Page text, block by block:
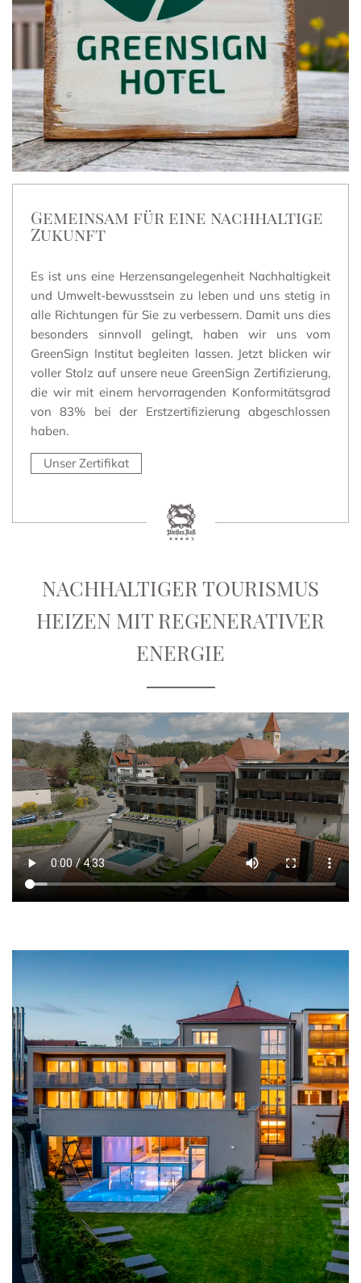
Gemeinsam für eine nachhaltige
Zukunft
Es ist uns eine Herzensangelegenheit Nachhaltigkeit
und Umwelt-bewusstsein zu leben und uns stetig in
alle Richtungen für Sie zu verbessern. Damit uns dies
besonders sinnvoll gelingt, haben wir uns vom
GreenSign Institut begleiten lassen. Jetzt blicken wir
voller Stolz auf unsere neue GreenSign Zertifizierung,
die wir mit einem hervorragenden Konformitätsgrad
von 83% bei der Erstzertifizierung abgeschlossen
haben.
Unser Zertifikat
NACHHALTIGER TOURISMUS
HEIZEN MIT REGENERATIVER
ENERGIE